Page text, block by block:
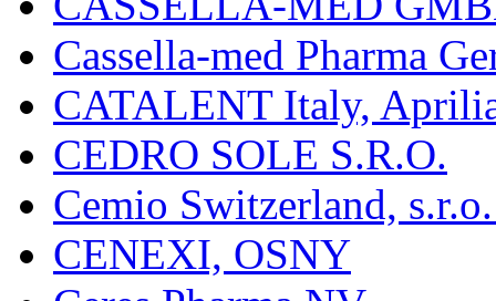
Cassella-med Pharma
CATALENT Italy,
CEDRO SOLE S.R.O.
Cemio Switzerland,
CENEXI, OSNY